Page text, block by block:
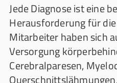
Jede Diagnose ist eine
Herausforderung für
Mitarbeiter haben sich
Versorgung
Cerebralparesen,